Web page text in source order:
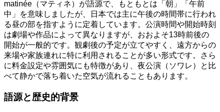
matinée（マティネ）が語源で、もともとは「朝」「午前
中」を意味しましたが、日本では主に午後の時間帯に行われ
る昼の部を指すように定着しています。公演時間や開始時刻
は劇場や作品によって異なりますが、おおよそ13時前後の
開始が一般的です。観劇後の予定が立てやすく、遠方からの
来場や家族連れに特に利用されることが多い形式です。さら
に料金設定や雰囲気にも特徴があり、夜公演（ソワレ）と比
べて静かで落ち着いた空気が流れることもあります。
語源と歴史的背景